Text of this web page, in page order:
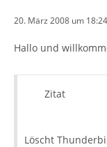
20. März 2008 um 18:24
Hallo und
Zitat
Löscht